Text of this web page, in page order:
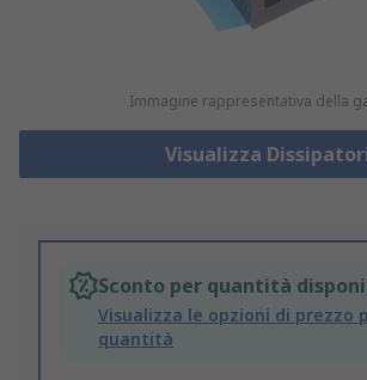
Immagine rappresentativa della
Visualizza
Sconto per quantità
Visualizza le opzioni di prezzo
quantità